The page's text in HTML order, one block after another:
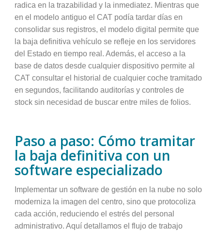
radica en la trazabilidad y la inmediatez. Mientras que
en el modelo antiguo el CAT podía tardar días en
consolidar sus registros, el modelo digital permite que
la baja definitiva vehículo se refleje en los servidores
del Estado en tiempo real. Además, el acceso a la
base de datos desde cualquier dispositivo permite al
CAT consultar el historial de cualquier coche tramitado
en segundos, facilitando auditorías y controles de
stock sin necesidad de buscar entre miles de folios.
Paso a paso: Cómo tramitar
la baja definitiva con un
software especializado
Implementar un software de gestión en la nube no solo
moderniza la imagen del centro, sino que protocoliza
cada acción, reduciendo el estrés del personal
administrativo. Aquí detallamos el flujo de trabajo